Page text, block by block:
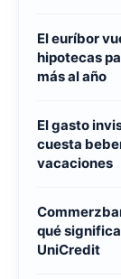
El euríbor
hipotecas
más al año
El gasto
cuesta
vacaciones
qué
UniCredit